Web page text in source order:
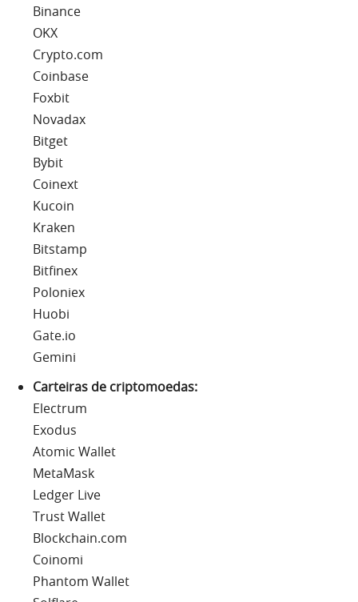
Binance
OKX
Crypto.com
Coinbase
Foxbit
Novadax
Bitget
Bybit
Coinext
Kucoin
Kraken
Bitstamp
Bitfinex
Poloniex
Huobi
Gate.io
Gemini
Carteiras de criptomoedas:
Electrum
Exodus
Atomic Wallet
MetaMask
Ledger Live
Trust Wallet
Blockchain.com
Coinomi
Phantom Wallet